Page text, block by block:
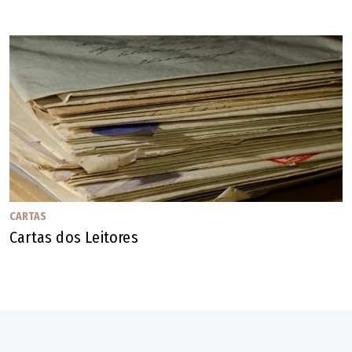
O candidato tucano também fez movimento em busca de
ampliação da representação do agronegócio na chapa, em
diálogos com o presidente licenciado da Federação da
Agricultura e Pecuária de Goiás (FAEG), José Mário
Schreiner. Filiado ao PSD, o ex-deputado federal foi
preterido na base governista na escolha da vice de Daniel
Vilela, que ficou com o ex-senador Luiz Carlos do Carmo.
Schreiner afirmou em vídeo nas redes sociais que "na
CARTAS
Cartas dos Leitores